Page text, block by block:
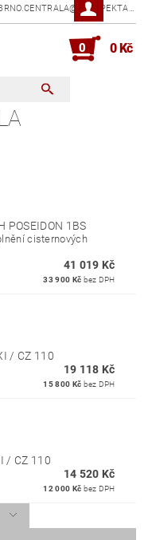
0 0 Kč
POSEIDON 1BS
cisternových
41 019 Kč
33 900 Kč bez DPH
/ CZ 110
19 118 Kč
15 800 Kč bez DPH
/ CZ 110
14 520 Kč
12 000 Kč bez DPH